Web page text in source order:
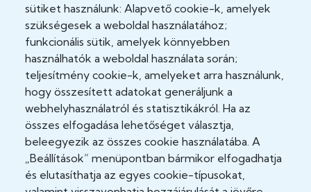
Adatkezelési tájékoztató
Adatvédelmi tisztviselő
Akadálymentesítési nyilatkozat
Cookie Policy
Felhasználási feltételek
Impresszum
sütiket használunk: Alapvető cookie-k, amelyek
szükségesek a weboldal használatához;
funkcionális sütik, amelyek könnyebben
használhatók a weboldal használata során;
teljesítmény cookie-k, amelyeket arra használunk,
hogy összesített adatokat generáljunk a
webhelyhasználatról és statisztikákról. Ha az
összes elfogadása lehetőséget választja,
beleegyezik az összes cookie használatába. A
„Beállítások” menüpontban bármikor elfogadhatja
és elutasíthatja az egyes cookie-típusokat,